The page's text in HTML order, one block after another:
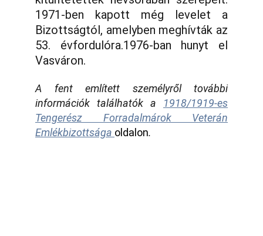
1971-ben kapott még levelet a
Bizottságtól, amelyben meghívták az
53. évfordulóra.1976-ban hunyt el
Vasváron.
A fent említett személyről további
információk találhatók a 1918/1919-es
Tengerész Forradalmárok Veterán
Emlékbizottsága oldalon.